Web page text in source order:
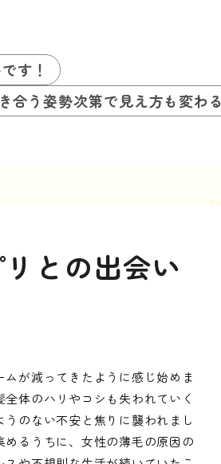
す！
合う姿勢次第で見え方も変わる
との出会い
が減ってきたように感じ始めま
体のハリやコシも失われていく
うのない不安と焦りに襲われまし
るうちに、女性の薄毛の原因の